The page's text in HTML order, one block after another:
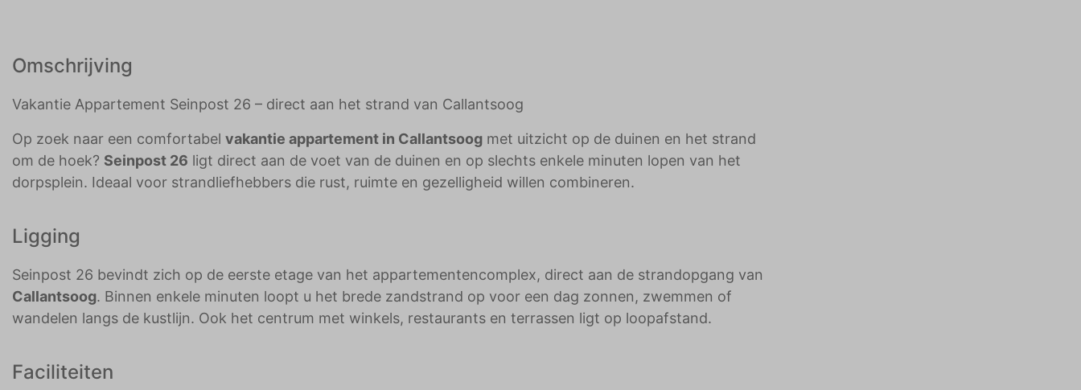
Omschrijving
Vakantie Appartement Seinpost 26 – direct aan het strand van Callantsoog
Op zoek naar een comfortabel vakantie appartement in Callantsoog met uitzicht op de duinen en het strand
om de hoek? Seinpost 26 ligt direct aan de voet van de duinen en op slechts enkele minuten lopen van het
dorpsplein. Ideaal voor strandliefhebbers die rust, ruimte en gezelligheid willen combineren.
Ligging
Seinpost 26 bevindt zich op de eerste etage van het appartementencomplex, direct aan de strandopgang van
Callantsoog. Binnen enkele minuten loopt u het brede zandstrand op voor een dag zonnen, zwemmen of
wandelen langs de kustlijn. Ook het centrum met winkels, restaurants en terrassen ligt op loopafstand.
Faciliteiten